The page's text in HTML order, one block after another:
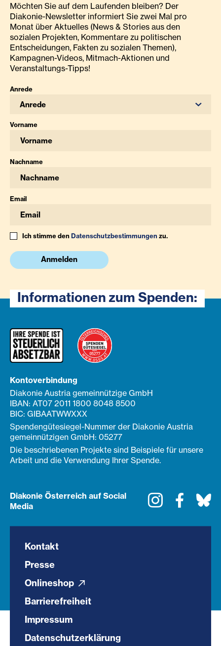
Möchten Sie auf dem Laufenden bleiben? Der
Diakonie-Newsletter informiert Sie zwei Mal pro
Monat über Aktuelles (News & Stories aus den
sozialen Projekten, Kommentare zu politischen
Entscheidungen, Fakten zu sozialen Themen),
Kampagnen-Videos, Mitmach-Aktionen und
Veranstaltungs-Tipps!
Anrede
Anrede
Vorname
Nachname
Email
Ich stimme denDatenschutzbestimmungenzu.
Anmelden
Informationen zum Spenden:
Kontoverbindung
Diakonie Austria gemeinnützige GmbH
IBAN: AT07 2011 1800 8048 8500
BIC: GIBAATWWXXX
Spendengütesiegel-Nummer der Diakonie Austria
gemeinnützigen GmbH: 05277
Die beschriebenen Projekte sind Beispiele für unsere
Arbeit und die Verwendung Ihrer Spende.
Diakonie Österreich auf Social
Media
Instagram
Kontakt
Presse
Onlineshop
Barrierefreiheit
Impressum
Datenschutzerklärung